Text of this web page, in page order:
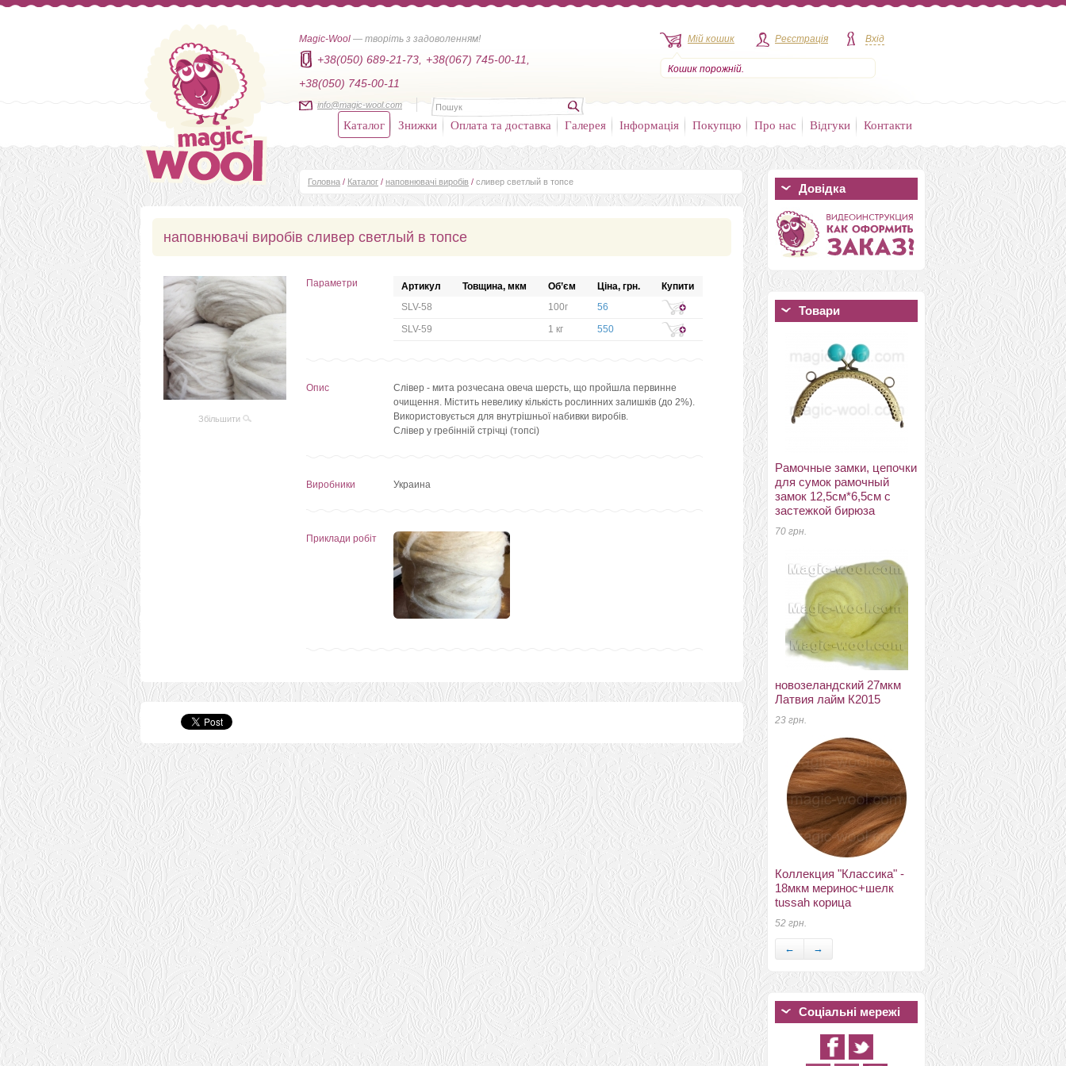
Magic-Wool — творіть з задоволенням!
+38(050) 689-21-73,
+38(067) 745-00-11,
+38(050) 745-00-11
info@magic-wool.com
Мій кошик
Кошик порожній.
Реєстрація Вхід
Каталог Знижки Оплата та доставка Галерея Інформація Покупцю Про нас Відгуки Контакти
Довідка
Товари
Рамочные замки, цепочки
для сумок рамочный
замок 12,5см*6,5см с
застежкой бирюза
70 грн.
новозеландский 27мкм
Латвия лайм К2015
23 грн.
Коллекция "Классика" -
18мкм меринос+шелк
tussah корица
52 грн.
волокна хлопка (coton
top) гусеница
3 грн.
кружево макраме черное
80мм
32 грн.
рамка 7,5см*5см золотой
антик
97 грн.
← →
Соціальні мережі
Головна / Каталог / наповнювачі виробів / сливер светлый в топсе
наповнювачі виробів сливер светлый в топсе
Збільшити
Параметри Артикул Товщина, мкм Об’єм Ціна, грн.
Купити
SLV-58
100г
56
SLV-59
1 кг 550
Опис
Слівер - мита розчесана овеча шерсть, що пройшла первинне
очищення. Містить невелику кількість рослинних залишків (до 2%).
Використовується для внутрішньої набивки виробів.
Слівер у гребінній стрічці (топсі)
Виробники Украина
Приклади робіт